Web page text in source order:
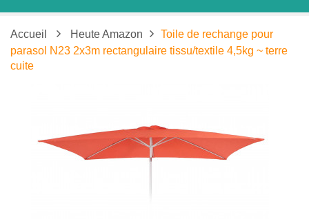
Accueil Heute Amazon
Toile de rechange pour
parasol N23 2x3m rectangulaire tissu/textile 4,5kg ~ terre
cuite